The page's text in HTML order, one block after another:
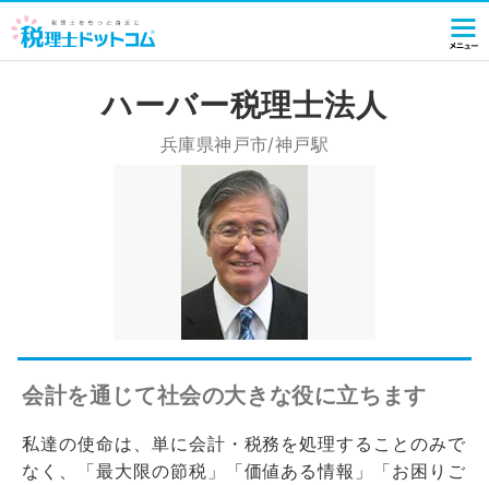
ハーバー税理士法人
兵庫県神戸市/神戸駅
会計を通じて社会の大きな役に立ちます
私達の使命は、単に会計・税務を処理することのみで
なく、「最大限の節税」「価値ある情報」「お困りご